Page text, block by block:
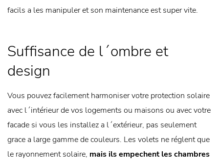
facils a les manipuler et son maintenance est super vite.
Suffisance de l´ombre et
design
Vous pouvez facilement harmoniser votre protection solaire
avec l´intérieur de vos logements ou maisons ou avec votre
facade si vous les installez a l´extérieur, pas seulement
grace a large gamme de couleurs. Les volets ne réglent que
le rayonnement solaire, mais ils empechent les chambres